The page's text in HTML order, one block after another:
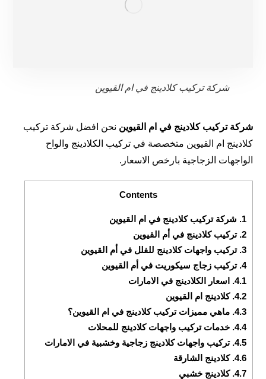
شركة تركيب كلادينج في ام القيوين
شركة تركيب كلادينج في ام القيوين نحن افضل شركة تركيب
كلادينج ام القيوين متخصصة في تركيب الكلادينج والواح
الواجهات الزجاجية بارخص الاسعار.
Contents
1. شركة تركيب كلادينج في ام القيوين
2. تركيب كلادينج في أم القيوين
3. تركيب واجهات كلادينج للفلل في أم القيوين
4. تركيب زجاج سيكوريت في أم القيوين
4.1.
اسعار الكلادينج في الامارات
4.2. كلادينج ام القيوين
4.3. ماهي مميزات تركيب كلادينج في ام القيوين؟
4.4. خدمات تركيب واجهات كلادينج للمحلات
4.5. تركيب واجهات كلادينج زجاجية وخشبية في الامارات
4.6. كلادينج الشارقة
4.7. كلادينج خشبي